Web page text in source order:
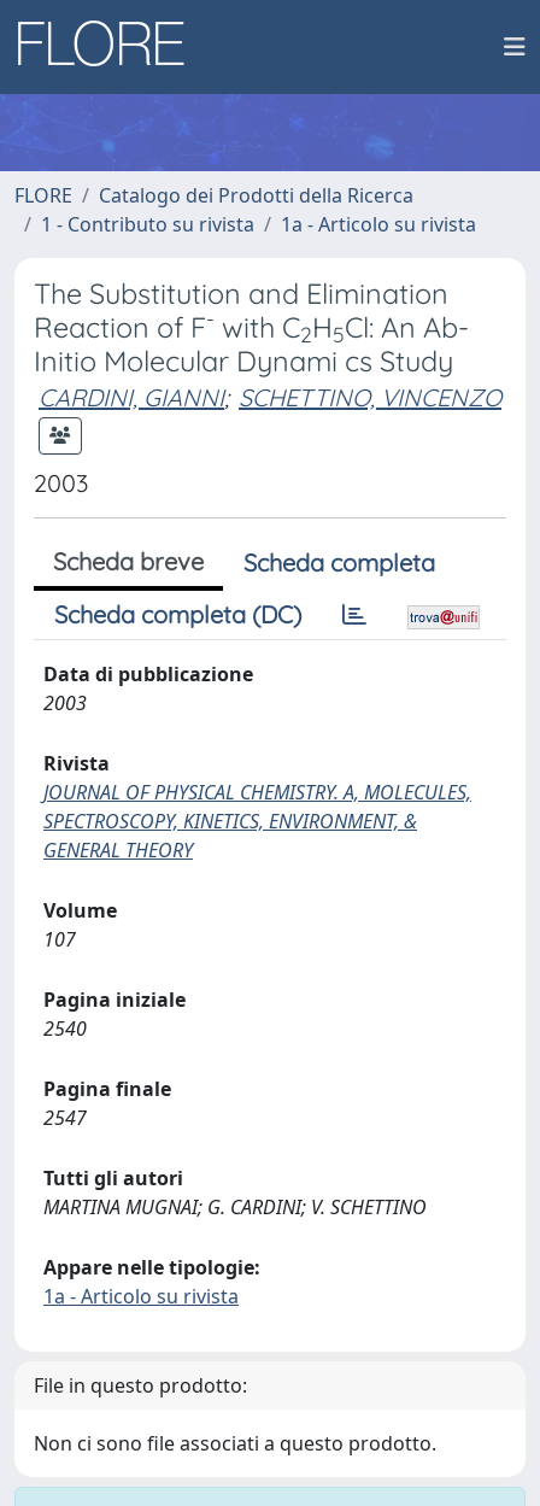
FLORE
Catalogo dei Prodotti della Ricerca
1 - Contributo su rivista
1a - Articolo su rivista
The Substitution and Elimination
Reaction of F- with C2H5Cl: An Ab-
Initio Molecular Dynami cs Study
CARDINI, GIANNI; SCHETTINO, VINCENZO
2003
Scheda breve
Scheda completa
Scheda completa (DC)
Data di pubblicazione
2003
Rivista
JOURNAL OF PHYSICAL CHEMISTRY. A, MOLECULES,
SPECTROSCOPY, KINETICS, ENVIRONMENT, &
GENERAL THEORY
Volume
107
Pagina iniziale
2540
Pagina finale
2547
Tutti gli autori
MARTINA MUGNAI; G. CARDINI; V. SCHETTINO
Appare nelle tipologie:
1a - Articolo su rivista
File in questo prodotto:
Non ci sono file associati a questo prodotto.